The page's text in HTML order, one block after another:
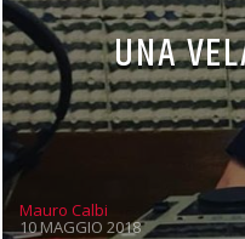
UNA
Mauro Calbi
10 MAGGIO 2018